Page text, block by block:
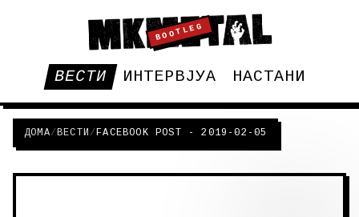
BOOTLEG
ВЕСТИ ИНТЕРВЈУА НАСТАНИ
ДОМА/ВЕСТИ /FACEBOOK POST - 2019-02-05